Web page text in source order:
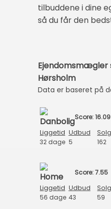
tilbuddene i dine
så du får den
Ejendomsmægler
Hørsholm
Data er baseret på
Score: 16.09
Liggetid Udbud
32 dage 5 162
Score: 7.55
Liggetid Udbud
56 dage 43 59